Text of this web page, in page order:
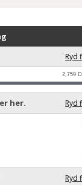
Ryd
2,759
her. Ryd
Ryd